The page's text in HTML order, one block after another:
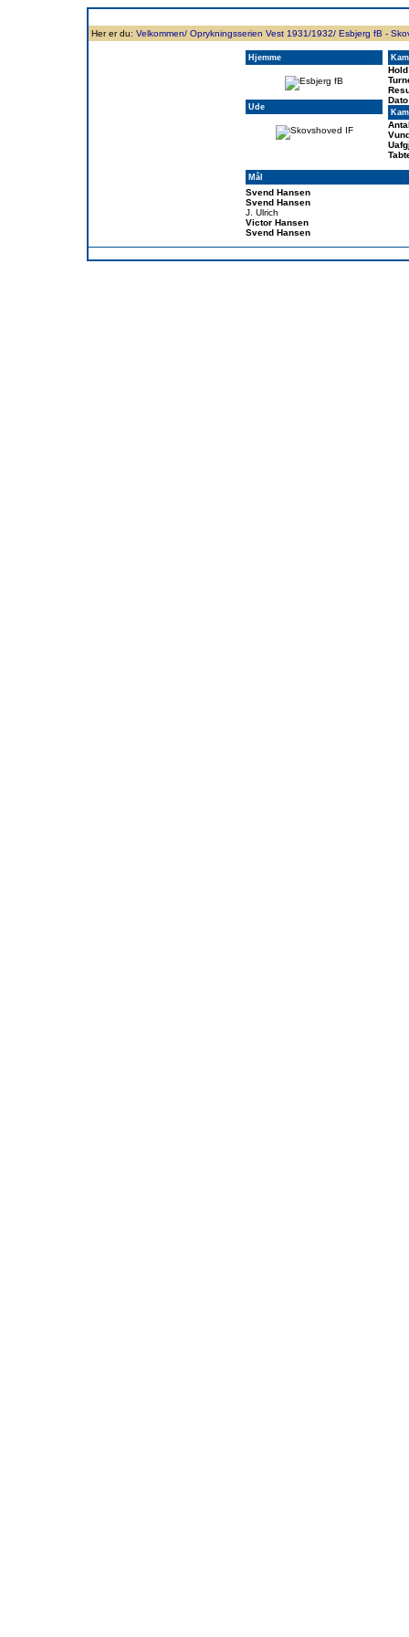
Her er du: Velkommen/ Oprykningsserien Vest 1931/1932/ Esbjerg fB -
Hjemme
Ude
Mål
Svend Hansen
Svend Hansen
J. Ulrich
Victor Hansen
Svend Hansen